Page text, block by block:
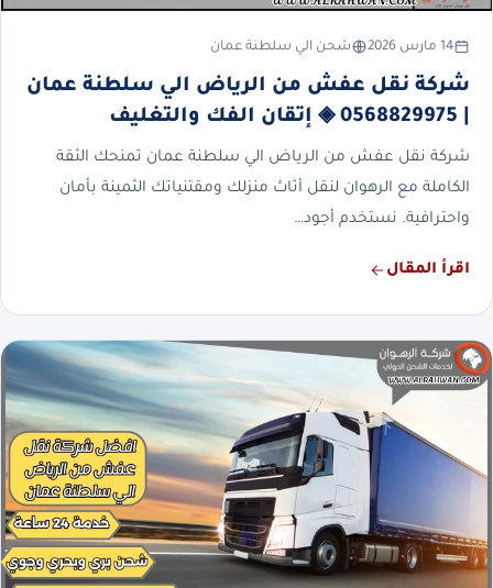
14 مارس 2026 شحن الي سلطنة عمان
شركة نقل عفش من الرياض الي سلطنة عمان
شركة نقل عفش من الرياض الي سلطنة عمان تمنحك الثقة
الكاملة مع الرهوان لنقل أثاث منزلك ومقتنياتك الثمينة بأمان
واحترافية. نستخدم أجود…
اقرأ المقال